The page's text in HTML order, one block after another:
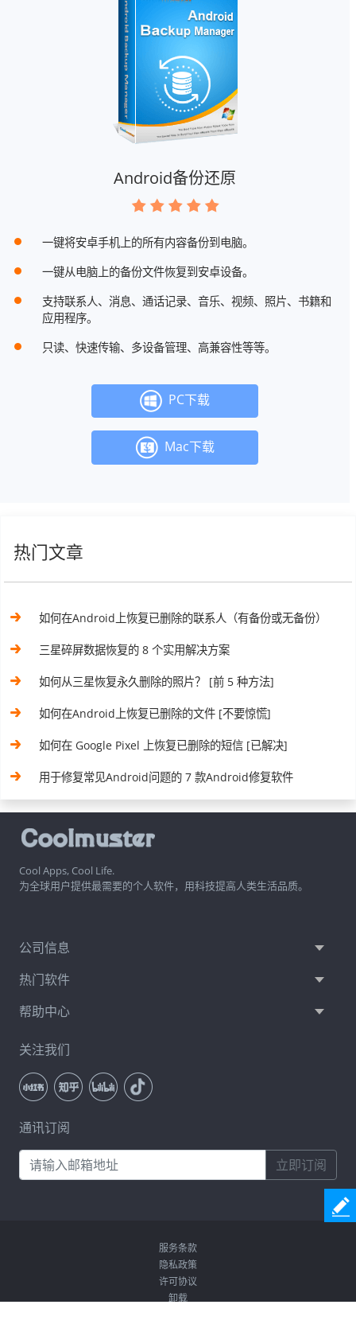
Android备份还原
一键将安卓手机上的所有内容备份到电脑。
一键从电脑上的备份文件恢复到安卓设备。
支持联系人、消息、通话记录、音乐、视频、照片、书籍和
应用程序。
只读、快速传输、多设备管理、高兼容性等等。
PC下载
Mac下载
热门文章
如何在Android上恢复已删除的联系人（有备份或无备份）
三星碎屏数据恢复的 8 个实用解决方案
如何从三星恢复永久删除的照片？ [前 5 种方法]
如何在Android上恢复已删除的文件 [不要惊慌]
如何在 Google Pixel 上恢复已删除的短信 [已解决]
用于修复常见Android问题的 7 款Android修复软件
Cool Apps, Cool Life.
为全球用户提供最需要的个人软件，用科技提高人类生活品质。
公司信息
热门软件
帮助中心
关注我们
通讯订阅
立即订阅
服务条款
隐私政策
许可协议
卸载